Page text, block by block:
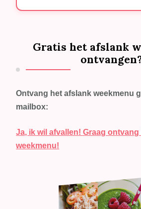
Gratis het afslank
Ontvang het afslank weekmenu
mailbox:
Ja, ik wil afvallen! Graag
weekmenu!